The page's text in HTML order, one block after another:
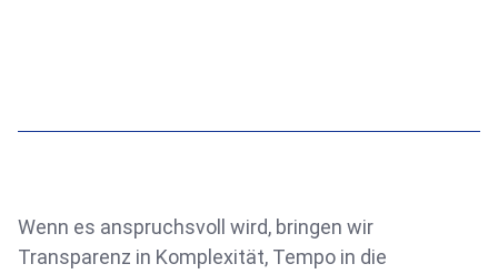
Wenn es anspruchsvoll wird, bringen wir
Transparenz in Komplexität, Tempo in die